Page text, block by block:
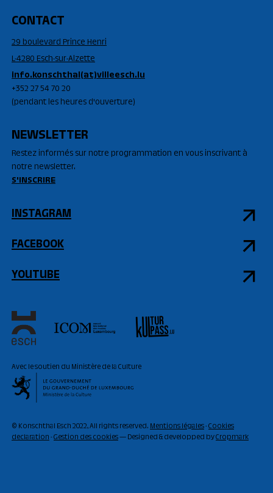
CONTACT
29 boulevard Prince Henri
L-4280 Esch-sur-Alzette
info.konschthal(at)villeesch.lu
+352 27 54 70 20
(pendant les heures d'ouverture)
NEWSLETTER
Restez informés sur notre programmation en vous inscrivant à
notre newsletter.
S'INSCRIRE
INSTAGRAM
FACEBOOK
YOUTUBE
Avec le soutien du Ministère de la Culture
© Konschthal Esch 2022, All rights reserved.Mentions légales-Cookies
declaration-Gestion des cookies— Designed & developped byCropmark